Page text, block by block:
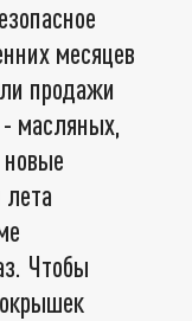
месяцев
продажи
масляных,
Чтобы